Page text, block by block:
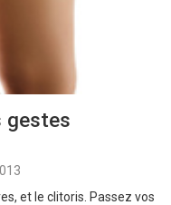
gestes
et le clitoris. Passez vos